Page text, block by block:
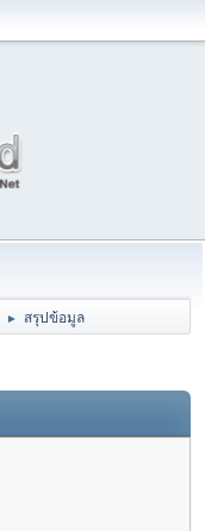
► สรุปข้อมูล